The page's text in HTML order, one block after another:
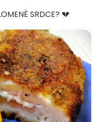
SRDCE? 💔